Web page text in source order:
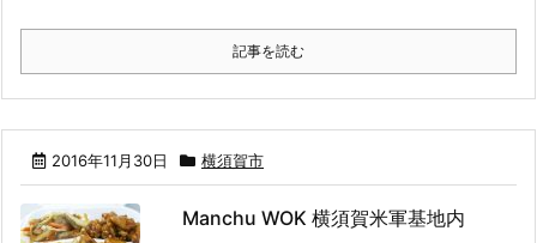
記事を読む
2016年11月30日 横須賀市
Manchu WOK 横須賀米軍基地内